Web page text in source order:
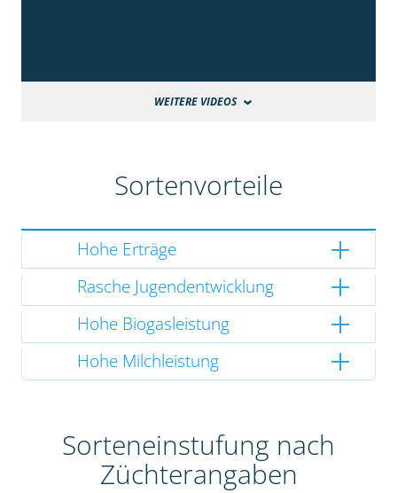
WEITERE VIDEOS
Sortenvorteile
Hohe Erträge
Rasche Jugendentwicklung
Hohe Biogasleistung
Hohe Milchleistung
Sorteneinstufung nach
Züchterangaben